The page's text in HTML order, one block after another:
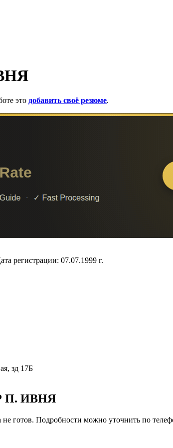
это добавить своё резюме.
регистрации: 07.07.1999 г.
зд 17Б
П. ИВНЯ
готов. Подробности можно уточнить по